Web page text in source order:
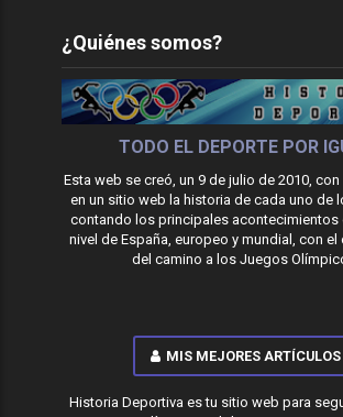
¿Quiénes somos?
TODO EL DEPORTE POR
Esta web se creó, un 9 de julio de 2010,
en un sitio web la historia de cada uno de
contando los principales acontecimientos
nivel de España, europeo y mundial, con el
del camino a los Juegos
MIS MEJORES ARTÍCULOS
Historia Deportiva es tu sitio web para